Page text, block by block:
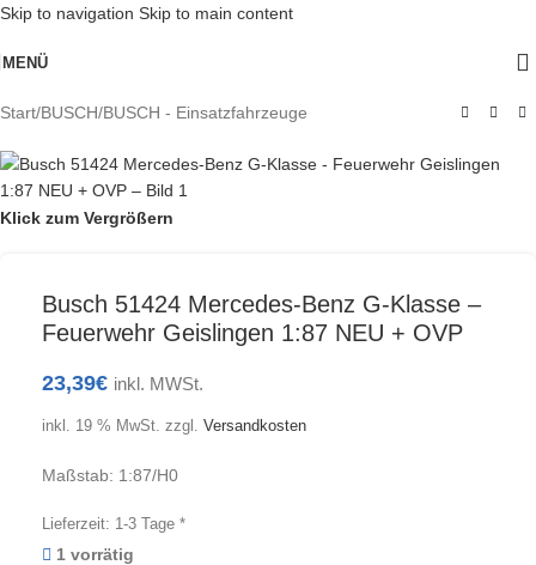
Skip to navigation Skip to main content
MENÜ
Start/BUSCH/BUSCH - Einsatzfahrzeuge
Klick zum Vergrößern
Busch 51424 Mercedes-Benz G-Klasse –
Feuerwehr Geislingen 1:87 NEU + OVP
23,39€ inkl. MWSt.
inkl. 19 % MwSt. zzgl. Versandkosten
Maßstab: 1:87/H0
Lieferzeit: 1-3 Tage *
1 vorrätig